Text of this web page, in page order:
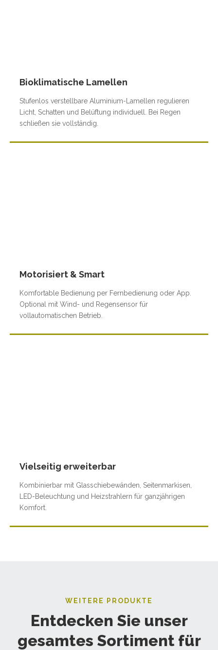
Bioklimatische Lamellen
Stufenlos verstellbare Aluminium-Lamellen regulieren
Licht, Schatten und Belüftung individuell. Bei Regen
schließen sie vollständig.
Motorisiert & Smart
Komfortable Bedienung per Fernbedienung oder App.
Optional mit Wind- und Regensensor für
vollautomatischen Betrieb.
Vielseitig erweiterbar
Kombinierbar mit Glasschiebewänden, Seitenmarkisen,
LED-Beleuchtung und Heizstrahlern für ganzjährigen
Komfort.
WEITERE PRODUKTE
Entdecken Sie unser
gesamtes Sortiment für